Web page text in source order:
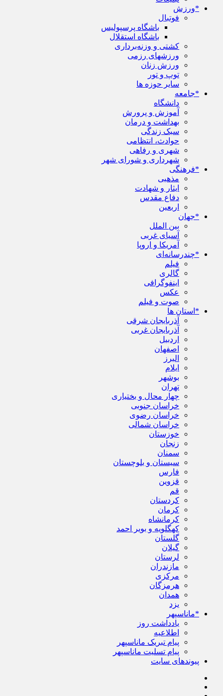
*ورزش
فوتبال
باشگاه پرسپولیس
باشگاه استقلال
کشتی و وزنه‌برداری
ورزشهای رزمی
ورزش زنان
توپ و تور
سایر حوزه ها
*جامعه
دانشگاه
آموزش و پرورش
بهداشت و درمان
سبک زندگی
حوادث، انتظامی
شهری و رفاهی
شهرداری و شورای شهر
*فرهنگی
مذهبی
ایثار و شهادت
دفاع مقدس
اربعین
*جهان
بین الملل
آسیای غربی
آمریکا و اروپا
*چندرسانه‌ای
فیلم
گالری
اینفوگرافی
عکس
صوت و فیلم
*استان ها
آذربایجان شرقی
آذربایجان غربی
اردبیل
اصفهان
البرز
ایلام
بوشهر
تهران
چهار محال و بختیاری
خراسان جنوبی
خراسان رضوی
خراسان شمالی
خوزستان
زنجان
سمنان
سیستان و بلوچستان
فارس
قزوین
قم
کردستان
کرمان
کرمانشاه
کهگلویه و بویر احمد
گلستان
گیلان
لرستان
مازندران
مرکزی
هرمزگان
همدان
یزد
*ماناسپهر
یادداشت روز
اطلاعیه
پیام تبریک ماناسپهر
پیام تسلیت ماناسپهر
پیوندهای سایت